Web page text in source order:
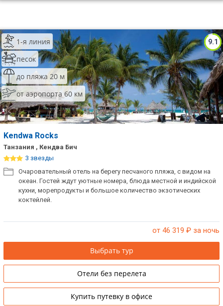
9.1
1-я линия
песок
до пляжа 20 м
от аэропорта 60 км
Kendwa Rocks
Танзания , Кендва Бич
3 звезды
Очаровательный отель на берегу песчаного пляжа, с видом на
океан. Гостей ждут уютные номера, блюда местной и индийской
кухни, морепродукты и большое количество экзотических
коктейлей.
от 46 319 ₽ за ночь
Выбрать тур
Отели без перелета
Купить путевку в офисе